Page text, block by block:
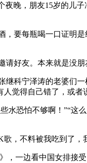
夜晚，朋友15岁的儿
要每瓶喝一口证明
请好友。本来就是没
科宁泽涛的老婆们
人觉得自己错了，或者
水恐怕不够啊！”“
歌，不料被我吃到了
，一边看中国女排接